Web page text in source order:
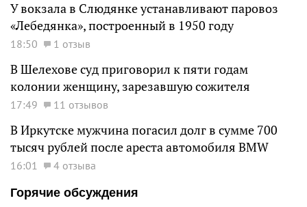
У вокзала в Слюдянке устанавливают паровоз
«Лебедянка», построенный в 1950 году
18:50 1 отзыв
В Шелехове суд приговорил к пяти годам
колонии женщину, зарезавшую сожителя
17:49 11 отзывов
В Иркутске мужчина погасил долг в сумме 700
тысяч рублей после ареста автомобиля BMW
16:01
4 отзыва
Горячие обсуждения